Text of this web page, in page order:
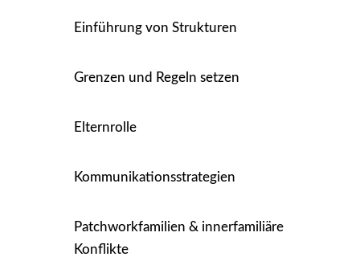
Einführung von Strukturen
Grenzen und Regeln setzen
Elternrolle
Kommunikationsstrategien
Patchworkfamilien & innerfamiliäre
Konflikte